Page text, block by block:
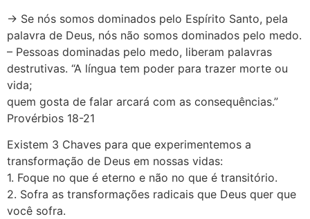
→ Se nós somos dominados pelo Espírito Santo, pela
palavra de Deus, nós não somos dominados pelo medo.
– Pessoas dominadas pelo medo, liberam palavras
destrutivas. “A língua tem poder para trazer morte ou
vida;
quem gosta de falar arcará com as consequências.”
Provérbios 18-21
Existem 3 Chaves para que experimentemos a
transformação de Deus em nossas vidas:
1. Foque no que é eterno e não no que é transitório.
2. Sofra as transformações radicais que Deus quer que
você sofra.